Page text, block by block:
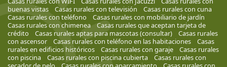
buenas vistas
Casas rurales con televisión
Casas rurales con cuna
Casas rurales con teléfono
Casas rurales con mobiliario de jardín
Casas rurales con chimenea
Casas rurales que aceptan tarjeta de
crédito
Casas rurales aptas para mascotas (consultar)
Casas rurales
con ascensor
Casas rurales con teléfono en las habitaciones
Casas
rurales en edificios históricos
Casas rurales con garaje
Casas rurales
con piscina
Casas rurales con piscina cubierta
Casas rurales con